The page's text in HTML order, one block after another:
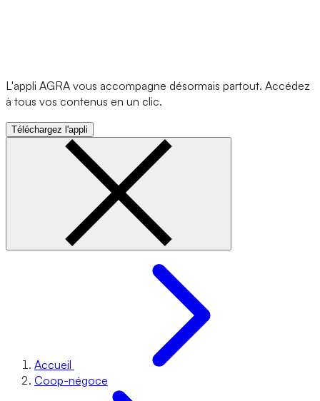
L'appli AGRA vous accompagne désormais partout. Accédez
à tous vos contenus en un clic.
Téléchargez l'appli
Accueil
Coop-négoce